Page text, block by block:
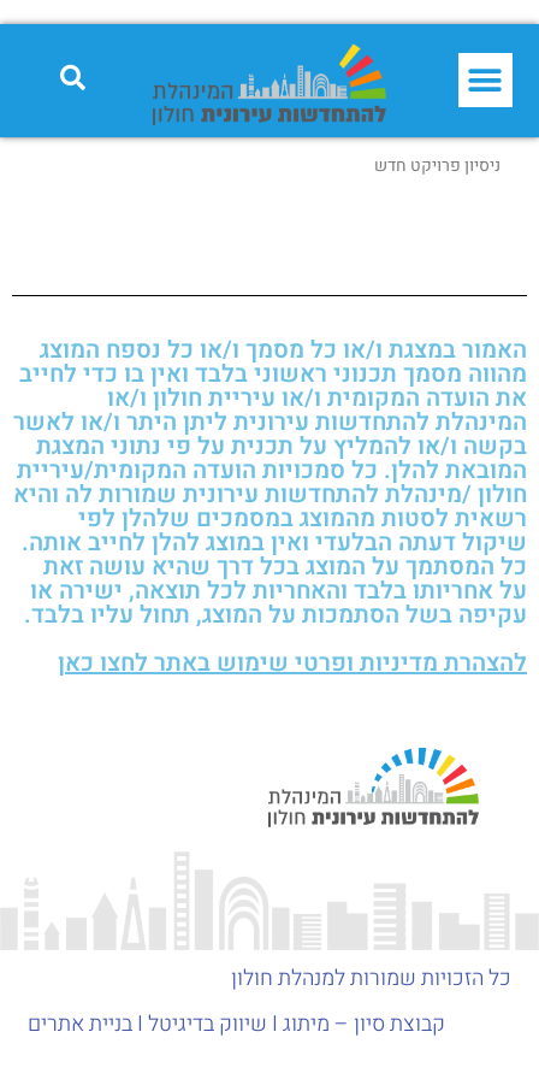
ניסיון פרויקט חדש
האמור במצגת ו/או כל מסמך ו/או כל נספח המוצג
מהווה מסמך תכנוני ראשוני בלבד ואין בו כדי לחייב
את הועדה המקומית ו/או עיריית חולון ו/או
המינהלת להתחדשות עירונית ליתן היתר ו/או לאשר
בקשה ו/או להמליץ על תכנית על פי נתוני המצגת
המובאת להלן. כל סמכויות הועדה המקומית/עיריית
חולון /מינהלת להתחדשות עירונית שמורות לה והיא
רשאית לסטות מהמוצג במסמכים שלהלן לפי
שיקול דעתה הבלעדי ואין במוצג להלן לחייב אותה.
כל המסתמך על המוצג בכל דרך שהיא עושה זאת
על אחריותו בלבד והאחריות לכל תוצאה, ישירה או
עקיפה בשל הסתמכות על המוצג, תחול עליו בלבד.
להצהרת מדיניות ופרטי שימוש באתר לחצו כאן
כל הזכויות שמורות למנהלת חולון
קבוצת סיון – מיתוג I שיווק בדיגיטל I בניית אתרים